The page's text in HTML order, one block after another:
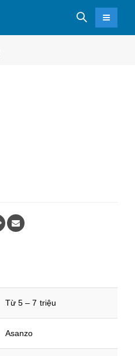
Từ 5 – 7 triệu
Asanzo